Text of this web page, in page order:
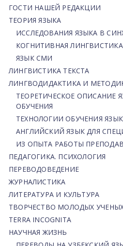
ГОСТИ НАШЕЙ РЕДАКЦИИ
ТЕОРИЯ ЯЗЫКА
ИССЛЕДОВАНИЯ ЯЗЫКА В
КОГНИТИВНАЯ ЛИНГВИСТИКА
ЯЗЫК СМИ
ЛИНГВИСТИКА ТЕКСТА
ЛИНГВОДИДАКТИКА И
ТЕОРЕТИЧЕСКОЕ ОПИСАНИЕ
ОБУЧЕНИЯ
ТЕХНОЛОГИИ ОБУЧЕНИЯ
АНГЛИЙСКИЙ ЯЗЫК ДЛЯ
ИЗ ОПЫТА РАБОТЫ
ПЕДАГОГИКА. ПСИХОЛОГИЯ
ПЕРЕВОДОВЕДЕНИЕ
ЖУРНАЛИСТИКА
ЛИТЕРАТУРА И КУЛЬТУРА
ТВОРЧЕСТВО МОЛОДЫХ
TERRA INCOGNITA
НАУЧНАЯ ЖИЗНЬ